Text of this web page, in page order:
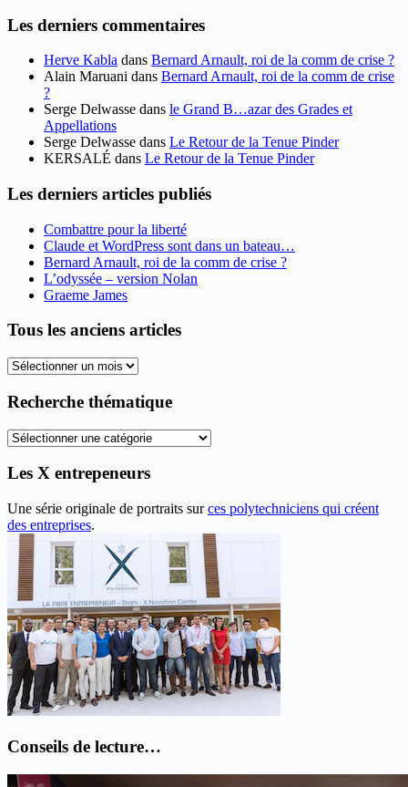
Les derniers commentaires
Herve Kabla dans Bernard Arnault, roi de la comm de crise ?
Alain Maruani dans Bernard Arnault, roi de la comm de crise
?
Serge Delwasse dans le Grand B…azar des Grades et
Appellations
Serge Delwasse dans Le Retour de la Tenue Pinder
KERSALÉ dans Le Retour de la Tenue Pinder
Les derniers articles publiés
Combattre pour la liberté
Claude et WordPress sont dans un bateau…
Bernard Arnault, roi de la comm de crise ?
L’odyssée – version Nolan
Graeme James
Tous les anciens articles
Tous
anciens
Recherche thématique
Recherche
Les X entrepeneurs
Une série originale de portraits surces polytechniciens qui créent
des entreprises.
Conseils de lecture…